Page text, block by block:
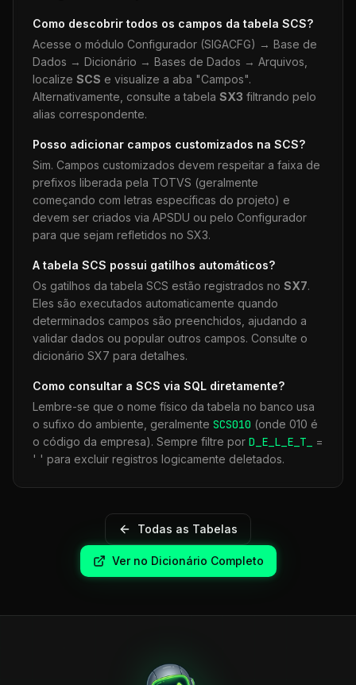
Como descobrir todos os campos da tabela SCS?
Acesse o módulo Configurador (SIGACFG) → Base de
Dados → Dicionário → Bases de Dados → Arquivos,
localize SCS e visualize a aba "Campos".
Alternativamente, consulte a tabela SX3 filtrando pelo
alias correspondente.
Posso adicionar campos customizados na SCS?
Sim. Campos customizados devem respeitar a faixa de
prefixos liberada pela TOTVS (geralmente
começando com letras específicas do projeto) e
devem ser criados via APSDU ou pelo Configurador
para que sejam refletidos no SX3.
A tabela SCS possui gatilhos automáticos?
Os gatilhos da tabela SCS estão registrados no SX7.
Eles são executados automaticamente quando
determinados campos são preenchidos, ajudando a
validar dados ou popular outros campos. Consulte o
dicionário SX7 para detalhes.
Como consultar a SCS via SQL diretamente?
Lembre-se que o nome físico da tabela no banco usa
o sufixo do ambiente, geralmente SCS010 (onde 010 é
o código da empresa). Sempre filtre por D_E_L_E_T_
=
' ' para excluir registros logicamente deletados.
Todas as Tabelas
Ver no Dicionário Completo